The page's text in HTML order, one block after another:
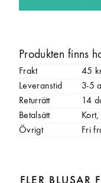
Produkten finns
Frakt
45
Leveranstid
3-5
Returrätt
14
Betalsätt
Övrigt
Fri
FLER